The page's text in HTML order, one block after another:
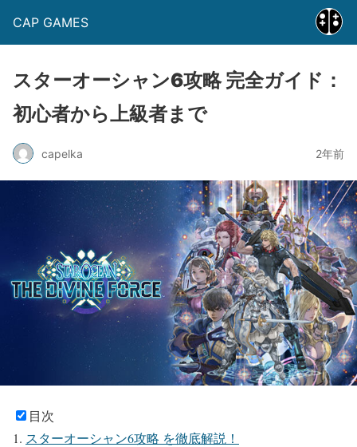
CAP GAMES
スターオーシャン6攻略 完全ガイド：
初心者から上級者まで
capelka 2年前
目次
スターオーシャン6攻略 を徹底解説！